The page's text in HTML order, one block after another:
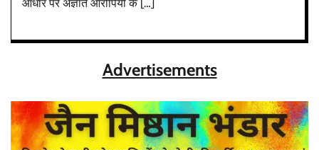
आधार पर अज्ञात आरोपियों के […]
Advertisements